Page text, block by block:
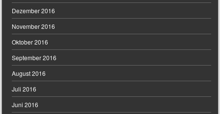
Dezember 2016
November 2016
Oktober 2016
September 2016
August 2016
Juli 2016
Juni 2016